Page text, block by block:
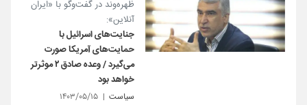
ظهره‌وند در گفت‌وگو با «ایران
آنلاین»:
جنایت‌های اسرائیل با
حمایت‌های آمریکا صورت
می‌گیرد / وعده صادق ۲ موثرتر
خواهد بود
سیاست ۱۴۰۳/۰۵/۱۵